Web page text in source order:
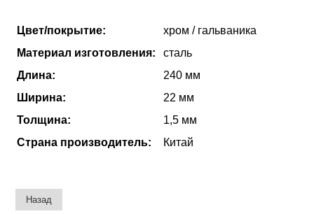
Цвет/покрытие:
хром / гальваника
Материал изготовления:
сталь
Длина:
240 мм
Ширина:
22 мм
Толщина:
1,5 мм
Страна производитель:
Китай